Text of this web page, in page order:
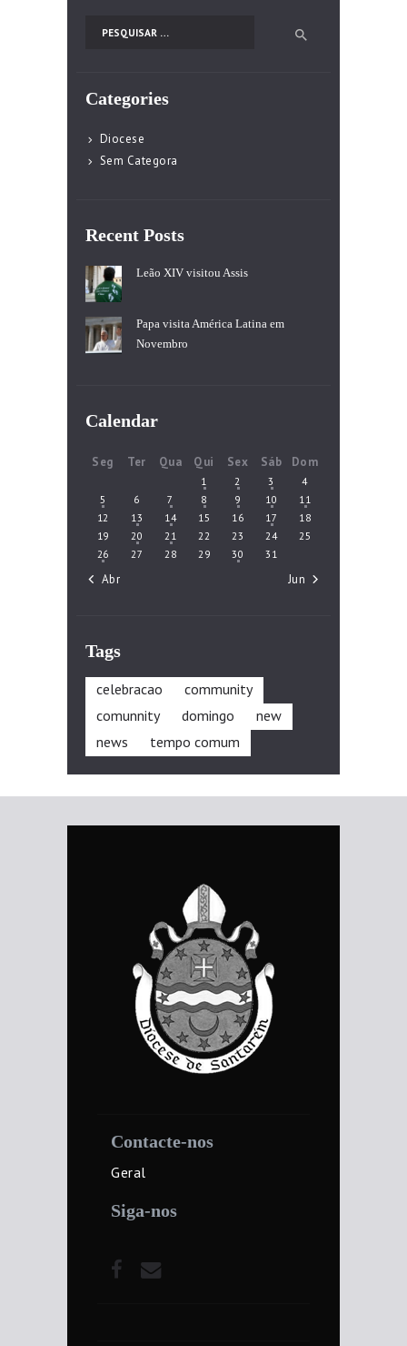
Categories
Diocese
Sem Categora
Recent Posts
Leão XIV visitou Assis
Papa visita América Latina em
Novembro
Calendar
Seg Ter Qua Qui Sex Sáb Dom
1 2 3
4
5
6 7 8 9 10
11
12
13 14 15 16 17
18
19
20 21 22 23 24
25
26
27 28 29 30 31
« Abr Jun »
Tags
celebracao
community
comunnity
domingo
new
news
tempo comum
Contacte-nos
Geral
Siga-nos